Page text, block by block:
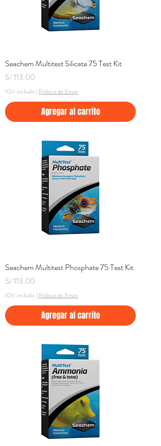
Seachem Multitest Silicate 75 Test Kit
Precio
S/ 113.00
IGV incluido | Politica de Envio
Agregar al carrito
Seachem Multitest Phosphate 75 Test Kit
Precio
S/ 113.00
IGV incluido | Politica de Envio
Agregar al carrito